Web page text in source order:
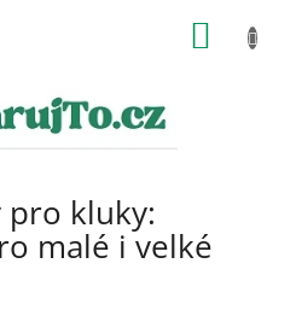
pro kluky:
malé i velké